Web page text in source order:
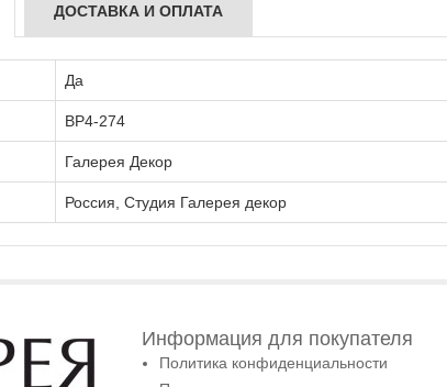
ДОСТАВКА И ОПЛАТА
Да
ВР4-274
Галерея Декор
Россия, Студия Галерея декор
Информация для покупателя
Политика конфиденциальности